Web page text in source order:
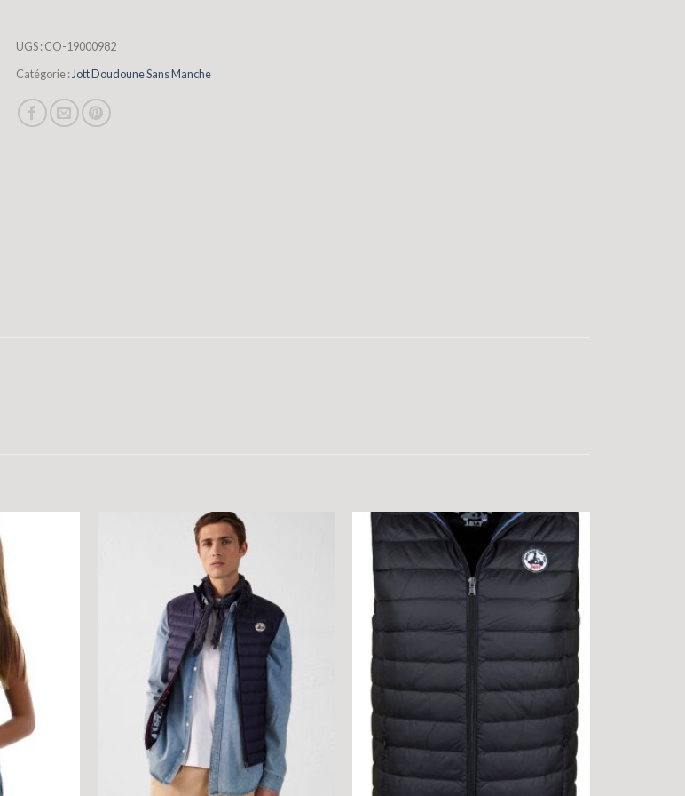
UGS :CO-19000982
Catégorie : Jott Doudoune Sans Manche